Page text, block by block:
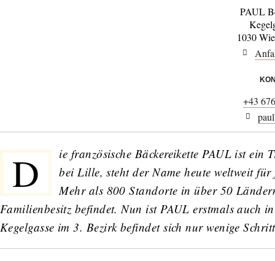
PAUL
1030
+43
D
ie französische Bäckereikette PAUL ist
bei Lille, steht der Name heute weltweit
Mehr als 800 Standorte in über 50
Familienbesitz befindet. Nun ist PAUL erstmals auch
Kegelgasse im 3. Bezirk befindet sich nur wenige